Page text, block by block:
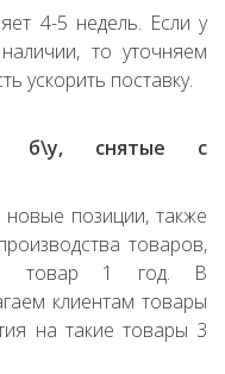
4-5 недель. Если у
то уточняем
ускорить поставку.
б\у, снятые с
позиции, также
товаров,
на товар 1 год. В
клиентам товары
на такие товары 3